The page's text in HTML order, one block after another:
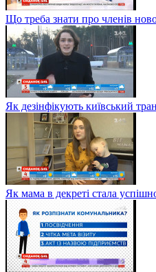
Що треба знати про членів
Як дезінфікують київський
Як мама в декреті стала